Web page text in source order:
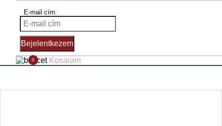
E-mail cím:
Bejelentkezem
Kosaram
0